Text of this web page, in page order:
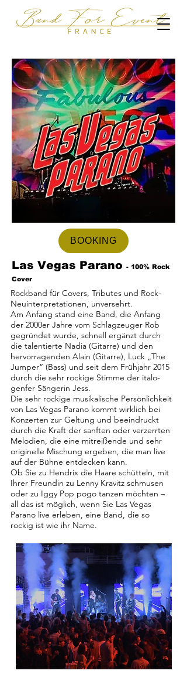
BOOKING
Las Vegas Parano - 100% Rock
Cover
Rockband für Covers, Tributes und Rock-
Neuinterpretationen, unversehrt.
Am Anfang stand eine Band, die Anfang
der 2000er Jahre vom Schlagzeuger Rob
gegründet wurde, schnell ergänzt durch
die talentierte Nadia (Gitarre) und den
hervorragenden Alain (Gitarre), Luck „The
Jumper“ (Bass) und seit dem Frühjahr 2015
durch die sehr rockige Stimme der italo-
genfer Sängerin Jess.
Die sehr rockige musikalische Persönlichkeit
von Las Vegas Parano kommt wirklich bei
Konzerten zur Geltung und beeindruckt
durch die Kraft der sanften oder verzerrten
Melodien, die eine mitreißende und sehr
originelle Mischung ergeben, die man live
auf der Bühne entdecken kann.
Ob Sie zu Hendrix die Haare schütteln, mit
Ihrer Freundin zu Lenny Kravitz schmusen
oder zu Iggy Pop pogo tanzen möchten –
all das ist möglich, wenn Sie Las Vegas
Parano live erleben, eine Band, die so
rockig ist wie ihr Name.